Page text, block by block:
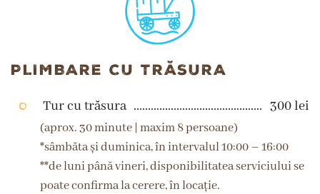
PLIMBARE CU TRĂSURA
Tur cu trăsura 300 lei
(aprox. 30 minute | maxim 8 persoane)
*sâmbăta și duminica, în intervalul 10:00 – 16:00
**de luni până vineri, disponibilitatea serviciului se
poate confirma la cerere, în locație.